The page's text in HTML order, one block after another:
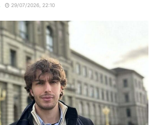
29/07/2026, 22:10